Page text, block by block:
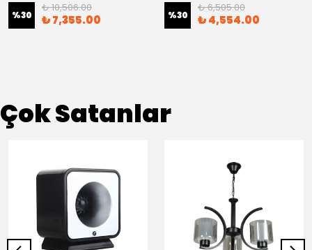
%30
₺ 10,506.00
₺ 7,355.00 %30
₺ 6,505.00
₺ 4,554.00
Çok Satanlar